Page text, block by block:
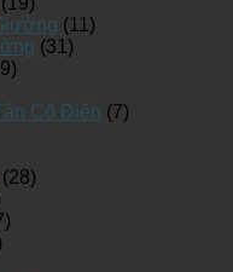
(11)
(31)
Cổ Điển (7)
(28)